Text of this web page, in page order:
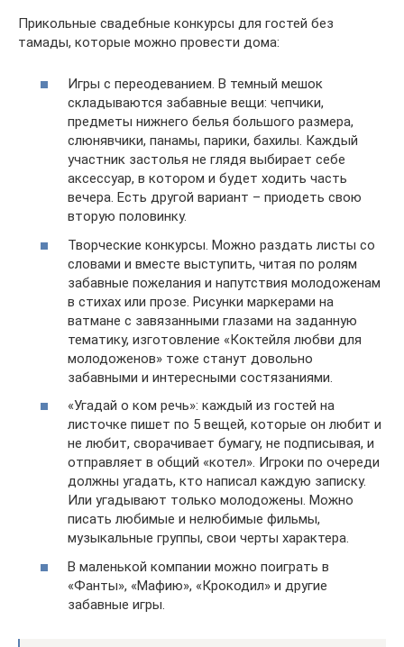
Прикольные свадебные конкурсы для гостей без
тамады, которые можно провести дома:
Игры с переодеванием. В темный мешок
складываются забавные вещи: чепчики,
предметы нижнего белья большого размера,
слюнявчики, панамы, парики, бахилы. Каждый
участник застолья не глядя выбирает себе
аксессуар, в котором и будет ходить часть
вечера. Есть другой вариант – приодеть свою
вторую половинку.
Творческие конкурсы. Можно раздать листы со
словами и вместе выступить, читая по ролям
забавные пожелания и напутствия молодоженам
в стихах или прозе. Рисунки маркерами на
ватмане с завязанными глазами на заданную
тематику, изготовление «Коктейля любви для
молодоженов» тоже станут довольно
забавными и интересными состязаниями.
«Угадай о ком речь»: каждый из гостей на
листочке пишет по 5 вещей, которые он любит и
не любит, сворачивает бумагу, не подписывая, и
отправляет в общий «котел». Игроки по очереди
должны угадать, кто написал каждую записку.
Или угадывают только молодожены. Можно
писать любимые и нелюбимые фильмы,
музыкальные группы, свои черты характера.
В маленькой компании можно поиграть в
«Фанты», «Мафию», «Крокодил» и другие
забавные игры.